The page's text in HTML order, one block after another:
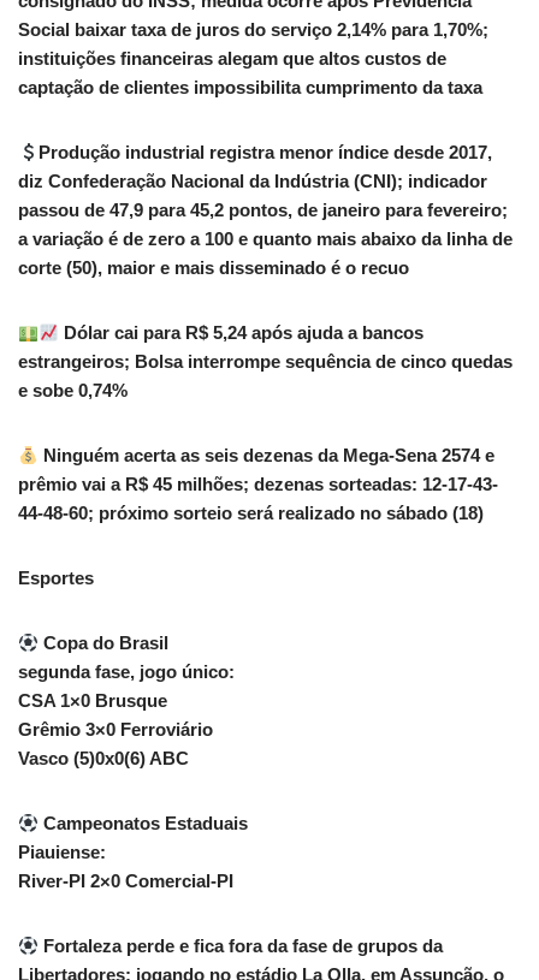
Social baixar taxa de juros do serviço 2,14% para 1,70%;
instituições financeiras alegam que altos custos de
captação de clientes impossibilita cumprimento da taxa
Produção industrial registra menor índice desde 2017,
diz Confederação Nacional da Indústria (CNI); indicador
passou de 47,9 para 45,2 pontos, de janeiro para fevereiro;
a variação é de zero a 100 e quanto mais abaixo da linha de
corte (50), maior e mais disseminado é o recuo
Dólar cai para R$ 5,24 após ajuda a bancos
estrangeiros; Bolsa interrompe sequência de cinco quedas
e sobe 0,74%
Ninguém acerta as seis dezenas da Mega-Sena 2574 e
prêmio vai a R$ 45 milhões; dezenas sorteadas: 12-17-43-
44-48-60; próximo sorteio será realizado no sábado (18)
Esportes
Copa do Brasil
segunda fase, jogo único:
CSA 1×0 Brusque
Grêmio 3×0 Ferroviário
Vasco (5)0x0(6) ABC
Campeonatos Estaduais
Piauiense:
River-PI 2×0 Comercial-PI
Fortaleza perde e fica fora da fase de grupos da
Libertadores; jogando no estádio La Olla, em Assunção, o